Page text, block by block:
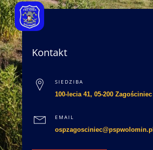
Kontakt
SIEDZIBA
100-lecia 41, 05-200 Zagościniec
EMAIL
ospzagosciniec@pspwolomin.pl